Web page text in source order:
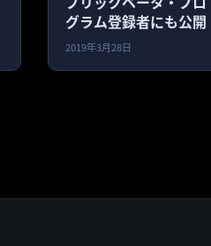
グラム登録者にも公開
2019年3月28日